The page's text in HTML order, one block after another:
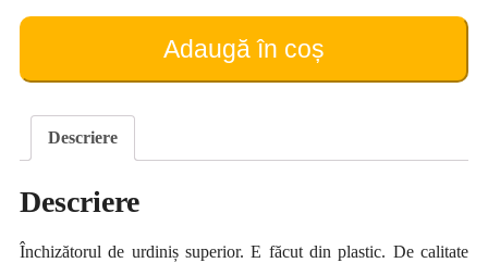
de
cm)
2)
Adaugă în coș
Descriere
Descriere
Închizătorul de urdiniș superior. E făcut din plastic. De calitate